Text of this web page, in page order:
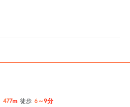
477m 徒歩 6～9分